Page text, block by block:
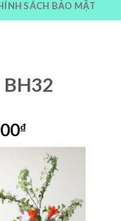
SÁCH BẢO MẬT
BH32
₫Giá
hiện
tại
là:
2,600,000₫.